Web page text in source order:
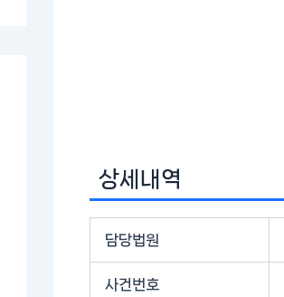
상세내역
담당법원
사건번호